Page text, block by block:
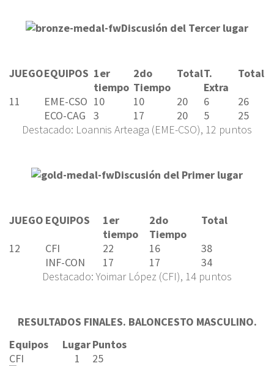
Discusión del Tercer lugar
JUEGOEQUIPOS 1er
tiempo
2do
Tiempo
TotalT.
Extra
Total
11
EME-CSO 10 10 20 6
26
ECO-CAG
3 17 20 5
25
Destacado: Loannis Arteaga (EME-CSO), 12 puntos
Discusión del Primer lugar
JUEGO EQUIPOS
1er
tiempo
2do
Tiempo
Total
12
CFI 22 16
38
INF-CON
17 17
34
Destacado: Yoimar López (CFI), 14 puntos
RESULTADOS FINALES. BALONCESTO MASCULINO.
Equipos
LugarPuntos
CFI
1 25